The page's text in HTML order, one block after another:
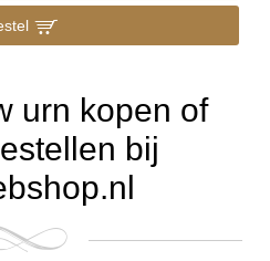
urn kopen of
bij